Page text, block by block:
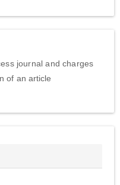
journal and charges
of an article